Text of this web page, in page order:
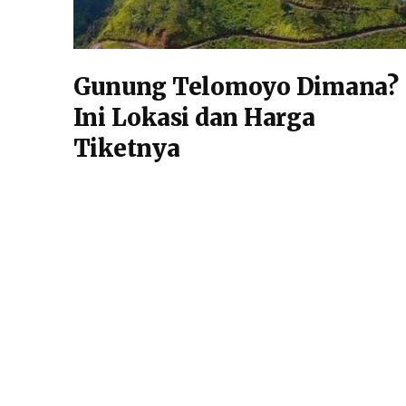
Gunung Telomoyo Dimana?
Ini Lokasi dan Harga
Tiketnya